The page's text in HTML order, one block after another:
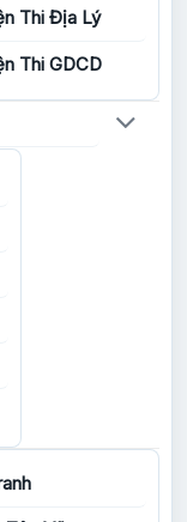
Thi Địa Lý
Thi GDCD